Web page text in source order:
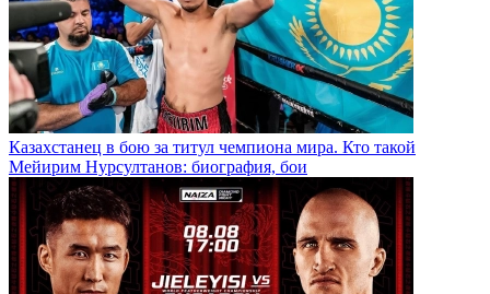
Казахстанец в бою за титул чемпиона мира. Кто такой
Мейирим Нурсултанов: биография, бои